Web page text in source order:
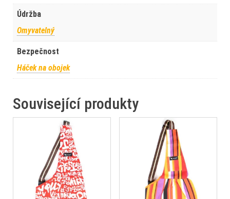
Údržba
Omyvatelný
Bezpečnost
Háček na obojek
Související produkty